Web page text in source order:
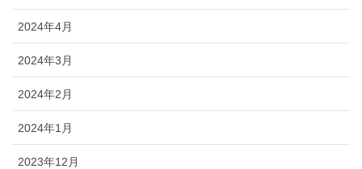
2024年4月
2024年3月
2024年2月
2024年1月
2023年12月